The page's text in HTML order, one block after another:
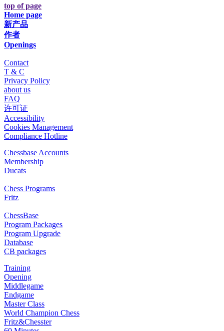
top of page
Home page
新产品
作者
Openings
Contact
T & C
Privacy Policy
about us
FAQ
许可证
Accessibility
Cookies Management
Compliance Hotline
Chessbase Accounts
Membership
Ducats
Chess Programs
Fritz
ChessBase
Program Packages
Program Upgrade
Database
CB packages
Training
Opening
Middlegame
Endgame
Master Class
World Champion Chess
Fritz&Chesster